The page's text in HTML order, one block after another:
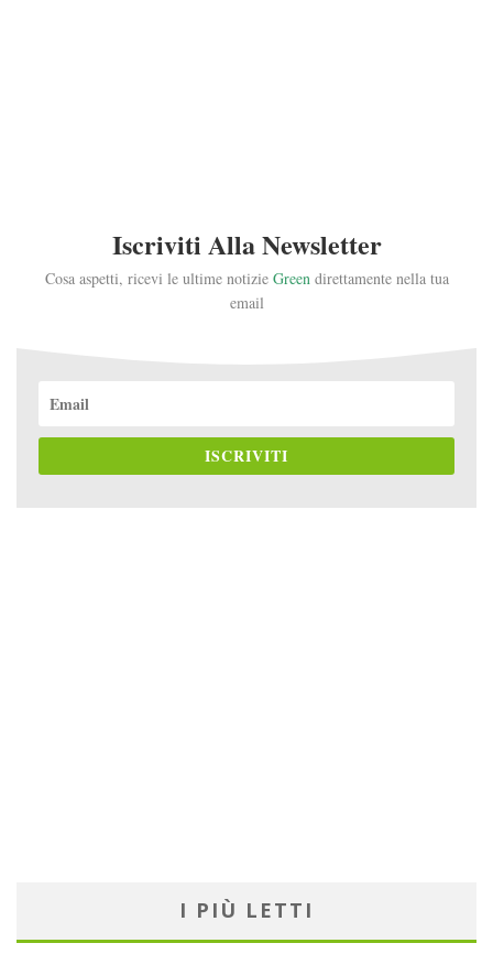
Iscriviti Alla Newsletter
Cosa aspetti, ricevi le ultime notizie Green direttamente nella tua
email
ISCRIVITI
I PIÙ LETTI